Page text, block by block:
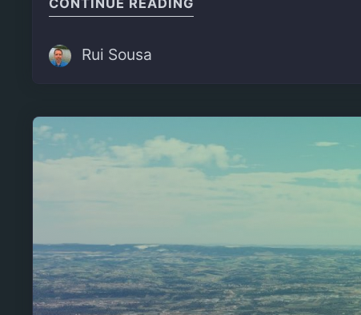
Rui Sousa